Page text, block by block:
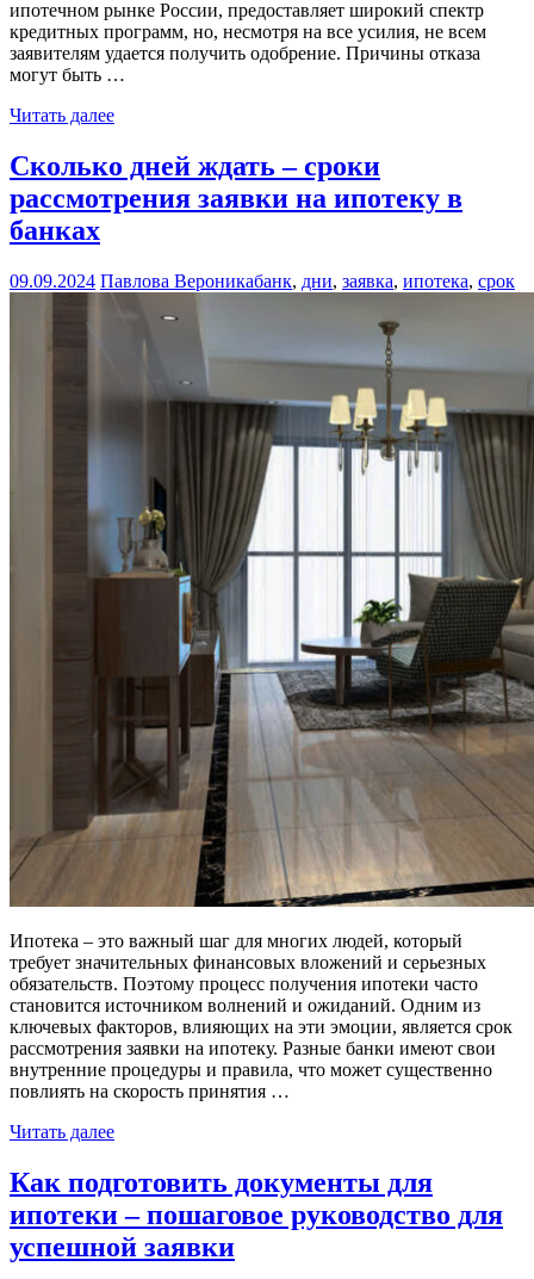
ипотечном рынке России, предоставляет широкий спектр
кредитных программ, но, несмотря на все усилия, не всем
заявителям удается получить одобрение. Причины отказа
могут быть …
Читать далее
Сколько дней ждать – сроки
рассмотрения заявки на ипотеку в
банках
09.09.2024 Павлова Вероникабанк, дни, заявка, ипотека, срок
Ипотека – это важный шаг для многих людей, который
требует значительных финансовых вложений и серьезных
обязательств. Поэтому процесс получения ипотеки часто
становится источником волнений и ожиданий. Одним из
ключевых факторов, влияющих на эти эмоции, является срок
рассмотрения заявки на ипотеку. Разные банки имеют свои
внутренние процедуры и правила, что может существенно
повлиять на скорость принятия …
Читать далее
Как подготовить документы для
ипотеки – пошаговое руководство для
успешной заявки